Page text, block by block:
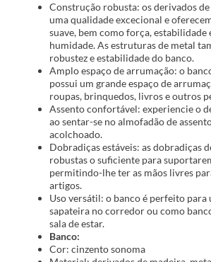
Construção robusta: os derivados
uma qualidade excecional e
suave, bem como força, estabilidade
humidade. As estruturas de metal
robustez e estabilidade do banco.
Amplo espaço de arrumação: o
possui um grande espaço de
roupas, brinquedos, livros e outros
Assento confortável: experiencie o
ao sentar-se no almofadão de
acolchoado.
Dobradiças estáveis: as dobradiças
robustas o suficiente para
permitindo-lhe ter as mãos livres
artigos.
Uso versátil: o banco é perfeito para
sapateira no corredor ou como
sala de estar.
Banco:
Cor: cinzento sonoma